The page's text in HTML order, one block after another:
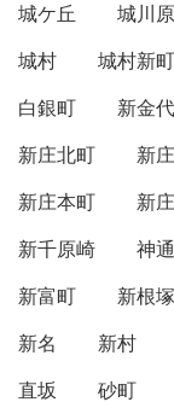
城ケ丘
城川原
城村
城村新町
白銀町
新金代
新庄北町
新
新庄本町
新
新千原崎
神通
新富町
新根
新名
新村
直坂
砂町